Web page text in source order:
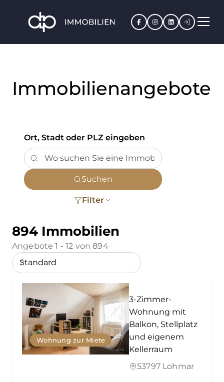
Facebook
Instagram
LinkedIn
Immobilienangebote
Ort, Stadt oder PLZ eingeben
Suchen
Filter
894 Immobilien
Angebote 1 - 12 von 894
Wohnung zur Miete
3-Zimmer-
Wohnung mit
Balkon, Stellplatz
und eigenem
Kellerraum
53797 Lohmar